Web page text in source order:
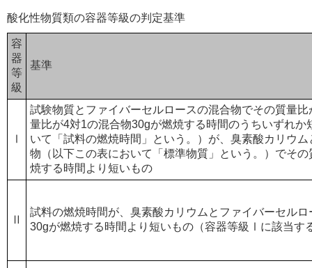
酸化性物質類の容器等級の判定基準
容
器
等
級
基準
Ⅰ
試験物質とファイバーセルロースの混合物でその質量
量比が4対1の混合物30gが燃焼する時間のうちいずれか
いて「試料の燃焼時間」という。）が、臭素酸カリウ
物（以下この表において「標準物質」という。）でそ
焼する時間より短いもの
Ⅱ
試料の燃焼時間が、臭素酸カリウムとファイバーセル
30gが燃焼する時間より短いもの（容器等級Ⅰに該当す